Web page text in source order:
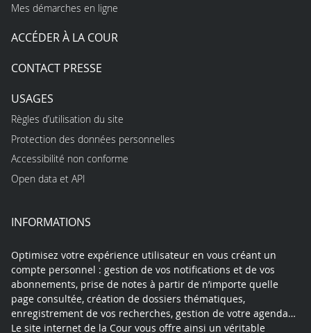
Mes démarches en ligne
ACCÉDER À LA COUR
CONTACT PRESSE
USAGES
Règles d’utilisation du site
Protection des données personnelles
Accessibilité non conforme
Open data et API
INFORMATIONS
Optimisez votre expérience utilisateur en vous créant un
compte personnel : gestion de vos notifications et de vos
abonnements, prise de notes à partir de n’importe quelle
page consultée, création de dossiers thématiques,
enregistrement de vos recherches, gestion de votre agenda…
Le site internet de la Cour vous offre ainsi un véritable